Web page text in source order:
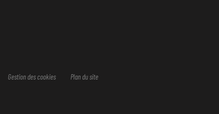
Gestion des cookies Plan du site